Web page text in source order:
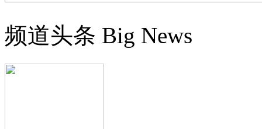
频道头条 Big News